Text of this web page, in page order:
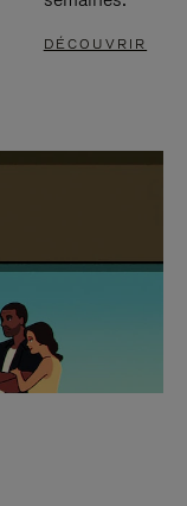
DÉCOUVRIR